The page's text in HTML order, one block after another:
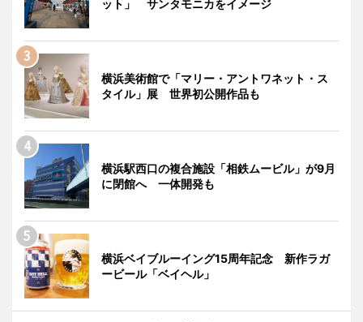
ット」 サンタモニカをイメージ
横浜美術館で「マリー・アントワネット・ス
タイル」展 世界初公開作品も
横浜駅西口の複合施設「相鉄ムービル」が9月
に閉館へ 一体開発も
横浜ベイブルーイング15周年記念 新作ラガ
ービール「ベイヘル」